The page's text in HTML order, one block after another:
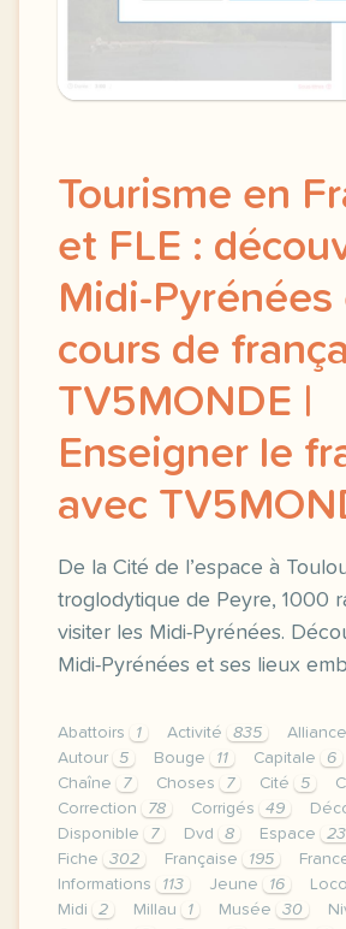
Tourisme en
et FLE :
Midi-Pyrénées
cours de
TV5MONDE |
Enseigner le
avec
De la Cité de l’espace à
troglodytique de Peyre, 1000
visiter les Midi-Pyrénées.
Midi-Pyrénées et ses lieux
Abattoirs 1 Activité 835 Alliance
Autour
5 Bouge 11 Capitale 6
Chaîne
7 Choses 7 Cité 5
Correction
78 Corrigés 49
Disponible
7 Dvd 8 Espace 23
Fiche
302 Française 195
Informations
113 Jeune 16 Loco
Midi
2 Millau 1 Musée 30